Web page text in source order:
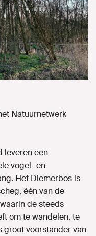
Natuurnetwerk
leveren een
vogel- en
Het Diemerbos is
één van de
de steeds
om te wandelen, te
groot voorstander van